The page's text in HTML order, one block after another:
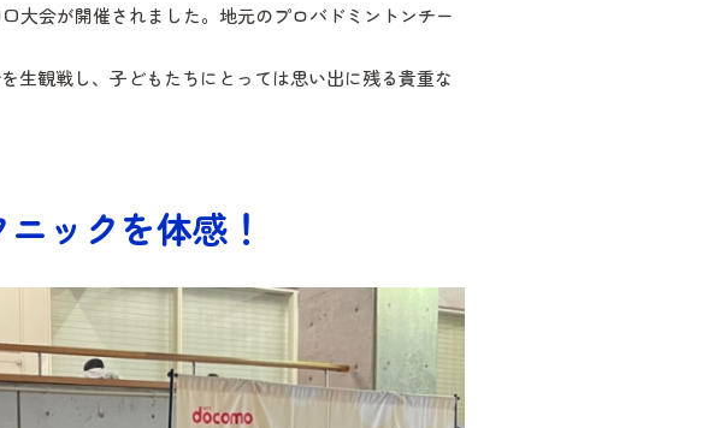
大会が開催されました。地元のプロバドミントンチー
生観戦し、子どもたちにとっては思い出に残る貴重な
ックを体感！